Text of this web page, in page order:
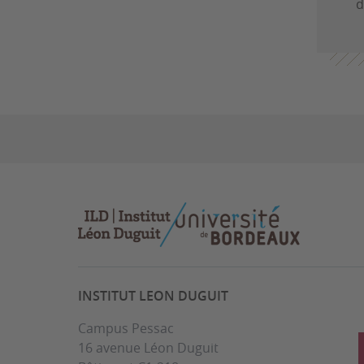
INSTITUT LEON DUGUIT
Campus Pessac
16 avenue Léon Duguit